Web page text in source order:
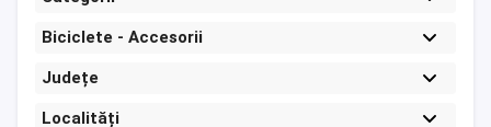
Biciclete - Accesorii
Județe
Localități